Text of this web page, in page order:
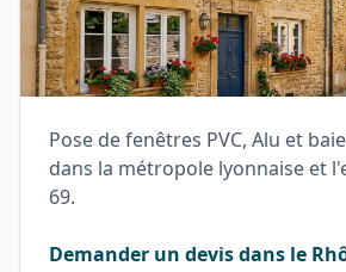
Pose de fenêtres PVC, Alu et
dans la métropole lyonnaise et
69.
Demander un devis dans le